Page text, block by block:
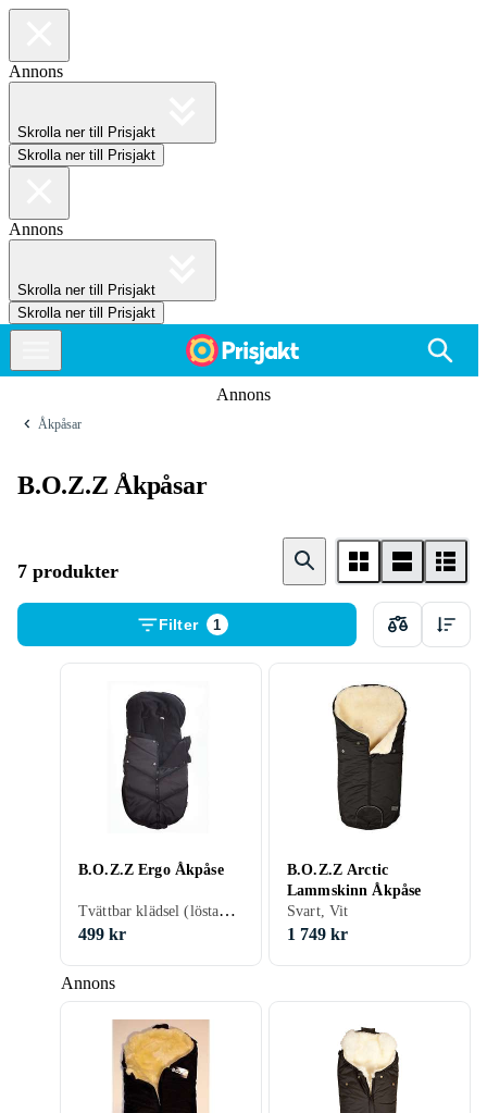
Annons
Skrolla ner till Prisjakt
Skrolla ner till Prisjakt
Annons
Skrolla ner till Prisjakt
Skrolla ner till Prisjakt
Annons
Åkpåsar
B.O.Z.Z Åkpåsar
7 produkter
Filter 1
Annons
B.O.Z.Z Ergo Åkpåse
Tvättbar klädsel (löstagbart tyg), Vindtät, Vattenavvisande, Hål för 5-punktsbälte, 45 cm, 100 cm, Svart, Vit, Grå, Blå, Röd, Grön, Rosa
499 kr
B.O.Z.Z Arctic
Lammskinn Åkpåse
Svart, Vit
1 749 kr